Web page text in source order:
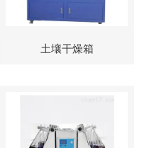
土壤干燥箱